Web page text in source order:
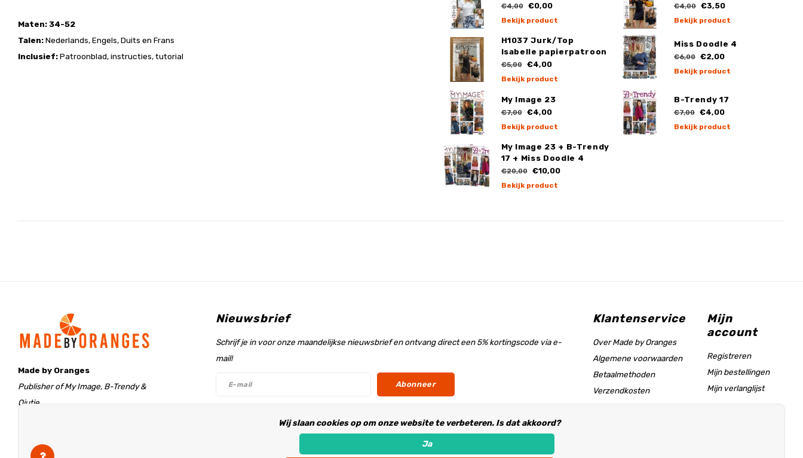
Maten: 34-52
Talen:Nederlands, Engels, Duits en Frans
Inclusief:Patroonblad, instructies, tutorial
€4,00 €0,00
Bekijk product
€4,00 €3,50
Bekijk product
H1037 Jurk/Top
Isabelle papierpatroon
€5,00 €4,00
Bekijk product
Miss Doodle 4
€6,00 €2,00
Bekijk product
My Image 23
€7,00 €4,00
Bekijk product
B-Trendy 17
€7,00 €4,00
Bekijk product
My Image 23 + B-Trendy
17 + Miss Doodle 4
€20,00 €10,00
Bekijk product
Made by Oranges
Publisher of My Image, B-Trendy &
Qjutie
The Netherlands
Nieuwsbrief
Schrijf je in voor onze maandelijkse nieuwsbrief en ontvang direct een 5% kortingscode via e-
mail!
Abonneer
Klantenservice
Over Made by Oranges
Algemene voorwaarden
Betaalmethoden
Verzendkosten
Maattabel & helppagina
Mijn
account
Registreren
Mijn bestellingen
Mijn verlanglijst
Wij slaan cookies op om onze website te verbeteren. Is dat akkoord?
Ja